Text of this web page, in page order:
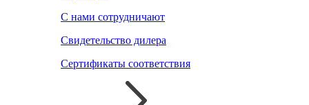
С нами сотрудничают
Свидетельство дилера
Сертификаты соответствия